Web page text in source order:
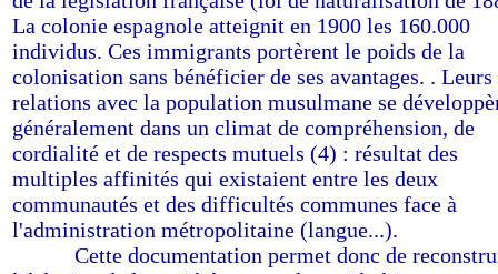
La colonie espagnole atteignit en 1900 les 160.000
individus. Ces immigrants portèrent le poids de la
colonisation sans bénéficier de ses avantages. . Leurs
relations avec la population musulmane se
généralement dans un climat de compréhension, de
cordialité et de respects mutuels (4) : résultat des
multiples affinités qui existaient entre les deux
communautés et des difficultés communes face à
l'administration métropolitaine (langue...).
Cette documentation permet donc de